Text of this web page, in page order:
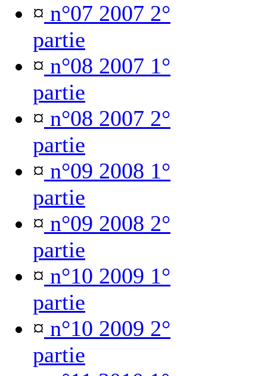
¤ n°07 2007 2°
partie
¤ n°08 2007 1°
partie
¤ n°08 2007 2°
partie
¤ n°09 2008 1°
partie
¤ n°09 2008 2°
partie
¤ n°10 2009 1°
partie
¤ n°10 2009 2°
partie